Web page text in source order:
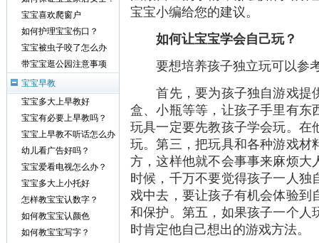
宝宝小编给您的建议。
如何让宝宝学会自己玩？
要想培养孩子独立玩可以参
首先，要为孩子独自游戏提
盒、小瓶等等，让孩子手里有东
玩具一定要先教孩子学会玩。在
玩。第三，把玩具和各种游戏材
方，这样他就不会事事来麻烦大
时候，千万不要觉得孩子一人独
戏中去，要让孩子有机会体验到
和保护。第五，如果孩子一个人
时肯定他自己想出的游戏方法。
宝宝喜欢爬窗户
如何护理宝宝伤口？
宝宝被虫子咬了怎么办
带宝宝逛公园注意事项
宝宝早教
宝宝多大上早教好
宝宝有必要上早教吗？
宝宝上早教不听话怎么办
幼儿看广告好吗？
宝宝爱看电视怎么办？
宝宝多大上小托好
怎样教宝宝认数字？
如何教宝宝认颜色
如何教宝宝写字？